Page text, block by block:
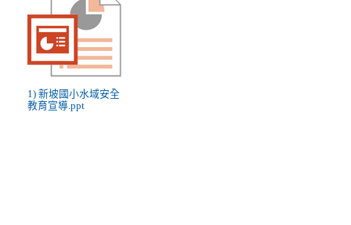
1) 新坡國小水域安全
教育宣導.ppt